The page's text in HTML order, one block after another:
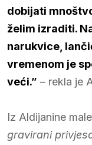
dobijati
želim izraditi.
narukvice,
vremenom je
veći.” – rekla je
Iz Aldijanine
gravirani